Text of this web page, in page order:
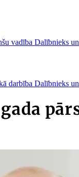
vadība Dalībnieks
darbība Dalībnieks